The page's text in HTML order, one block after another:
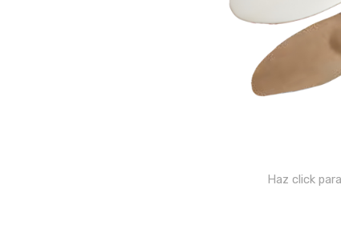
Haz click